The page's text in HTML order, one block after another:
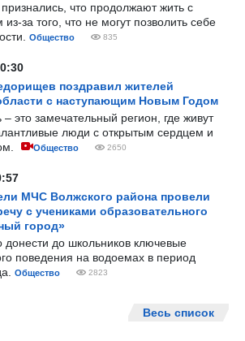
что продолжают жить с
за того, что не могут позволить себе
Общество 835
поздравил жителей
с наступающим Новым Годом
это замечательный регион, где живут
люди с открытым сердцем и
Общество 2650
МЧС Волжского района провели
с учениками образовательного
город»
до школьников ключевые
поведения на водоемах в период
Общество 2823
Весь список